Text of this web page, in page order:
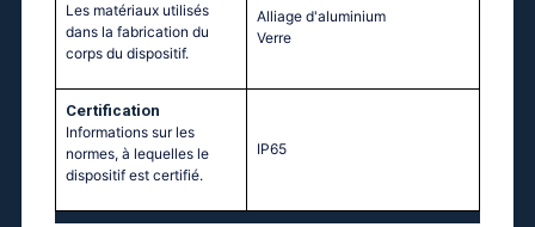
Les matériaux utilisés
dans la fabrication du
corps du dispositif.
Alliage d'aluminium
Verre
Certification
Informations sur les
normes, à lequelles le
dispositif est certifié.
IP65